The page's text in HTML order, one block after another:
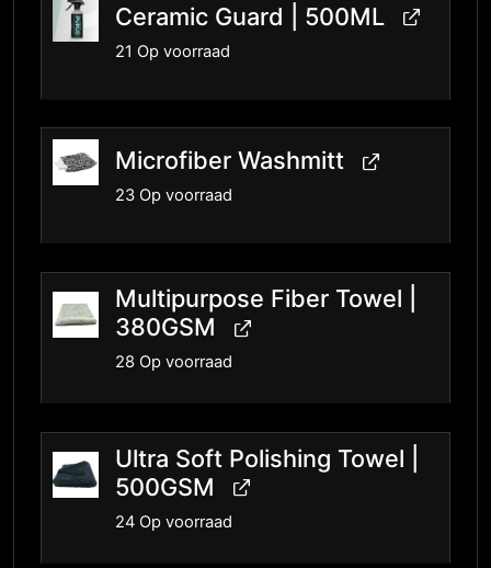
Ceramic Guard | 500ML
21 Op voorraad
Microfiber Washmitt
23 Op voorraad
Multipurpose Fiber Towel |
380GSM
28 Op voorraad
Ultra Soft Polishing Towel |
500GSM
24 Op voorraad